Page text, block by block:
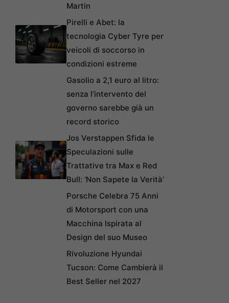
Martin
Pirelli e Abet: la
tecnologia Cyber Tyre per
veicoli di soccorso in
condizioni estreme
Gasolio a 2,1 euro al litro:
senza l’intervento del
governo sarebbe già un
record storico
Jos Verstappen Sfida le
Speculazioni sulle
Trattative tra Max e Red
Bull: ‘Non Sapete la Verità’
Porsche Celebra 75 Anni
di Motorsport con una
Macchina Ispirata al
Design del suo Museo
Rivoluzione Hyundai
Tucson: Come Cambierà il
Best Seller nel 2027